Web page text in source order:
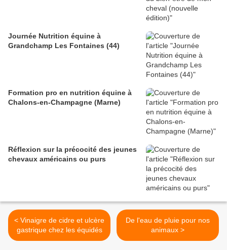
Journée Nutrition équine à
Grandchamp Les Fontaines (44)
Formation pro en nutrition équine à
Chalons-en-Champagne (Marne)
Réflexion sur la précocité des jeunes
chevaux américains ou purs
< Vinaigre de cidre et ulcère
gastrique chez les équidés
De l'eau de pluie pour nos
animaux >